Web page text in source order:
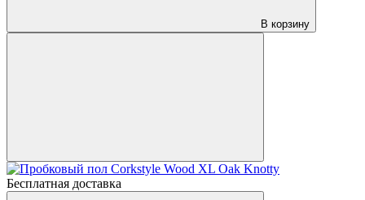
В корзину
Бесплатная доставка